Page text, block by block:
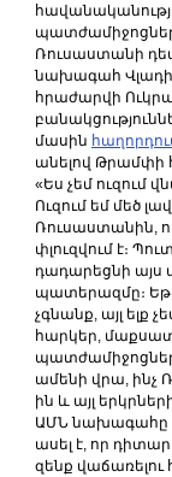
Ռուսաստանի
նախագահ
հրաժարվի
մասին
անելով Թրամփի
«Ես չեմ ուզում
Ուզում եմ մեծ
Ռուսաստանին,
փլուզվում է։
դադարեցնի այս
պատերազմը։
չգնանք, այլ ելք
հարկեր,
ամենի վրա, ինչ
ին և այլ
ԱՄՆ նախագահը
ասել է, որ
զենք վաճառելու